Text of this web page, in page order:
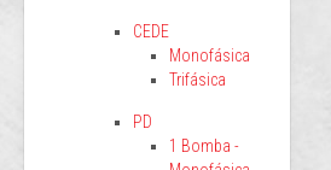
CEDE
Monofásica
Trifásica
PD
1 Bomba -